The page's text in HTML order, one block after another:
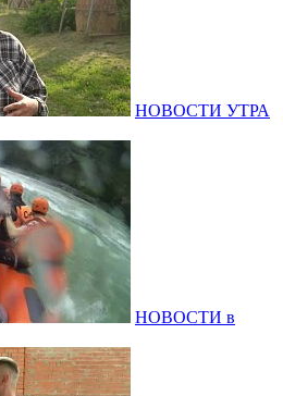
НОВОСТИ УТРА
НОВОСТИ в